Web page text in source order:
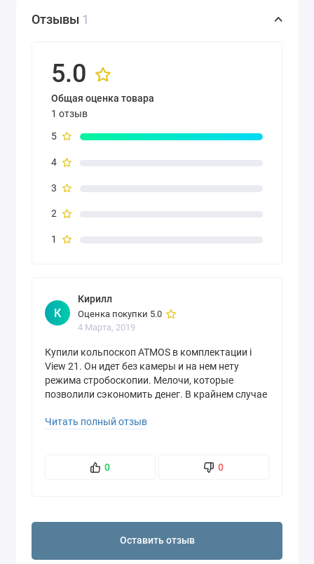
Отзывы 1
5.0
Общая оценка товара
1 отзыв
5
4
3
2
1
К
Кирилл
Оценка покупки 5.0
4 Марта, 2019
Купили кольпоскоп ATMOS в комплектации i
View 21. Он идет без камеры и на нем нету
режима стробоскопии. Мелочи, которые
позволили сэкономить денег. В крайнем случае
функционал, что и на 31. Спасибо, Ульяне, что
ответили, со всем помогли.
Читать полный отзыв
0 0
Оставить отзыв